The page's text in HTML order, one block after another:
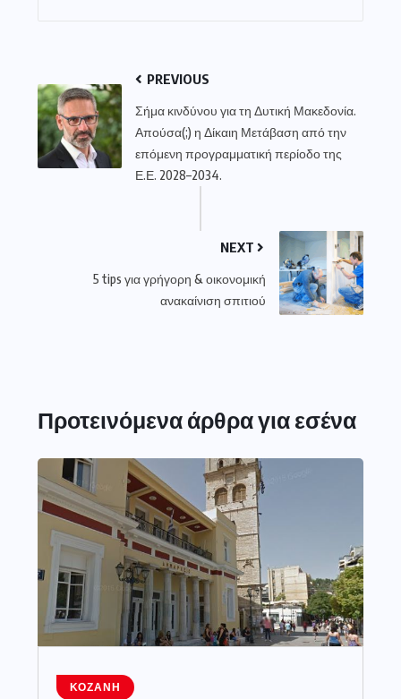
PREVIOUS
Σήμα κινδύνου για τη Δυτική Μακεδονία.
Απούσα(;) η Δίκαιη Μετάβαση από την
επόμενη προγραμματική περίοδο της
Ε.Ε. 2028–2034.
NEXT
5 tips για γρήγορη & οικονομική
ανακαίνιση σπιτιού
Προτεινόμενα άρθρα για εσένα
ΚΟΖΆΝΗ